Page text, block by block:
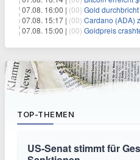
07.08. 16:00 | (00) Gold durchbricht $
07.08. 15:17 | (00) Cardano (ADA) zeigt
07.08. 15:00 | (00) Goldpreis crashte um
TOP-THEMEN
US-Senat stimmt für